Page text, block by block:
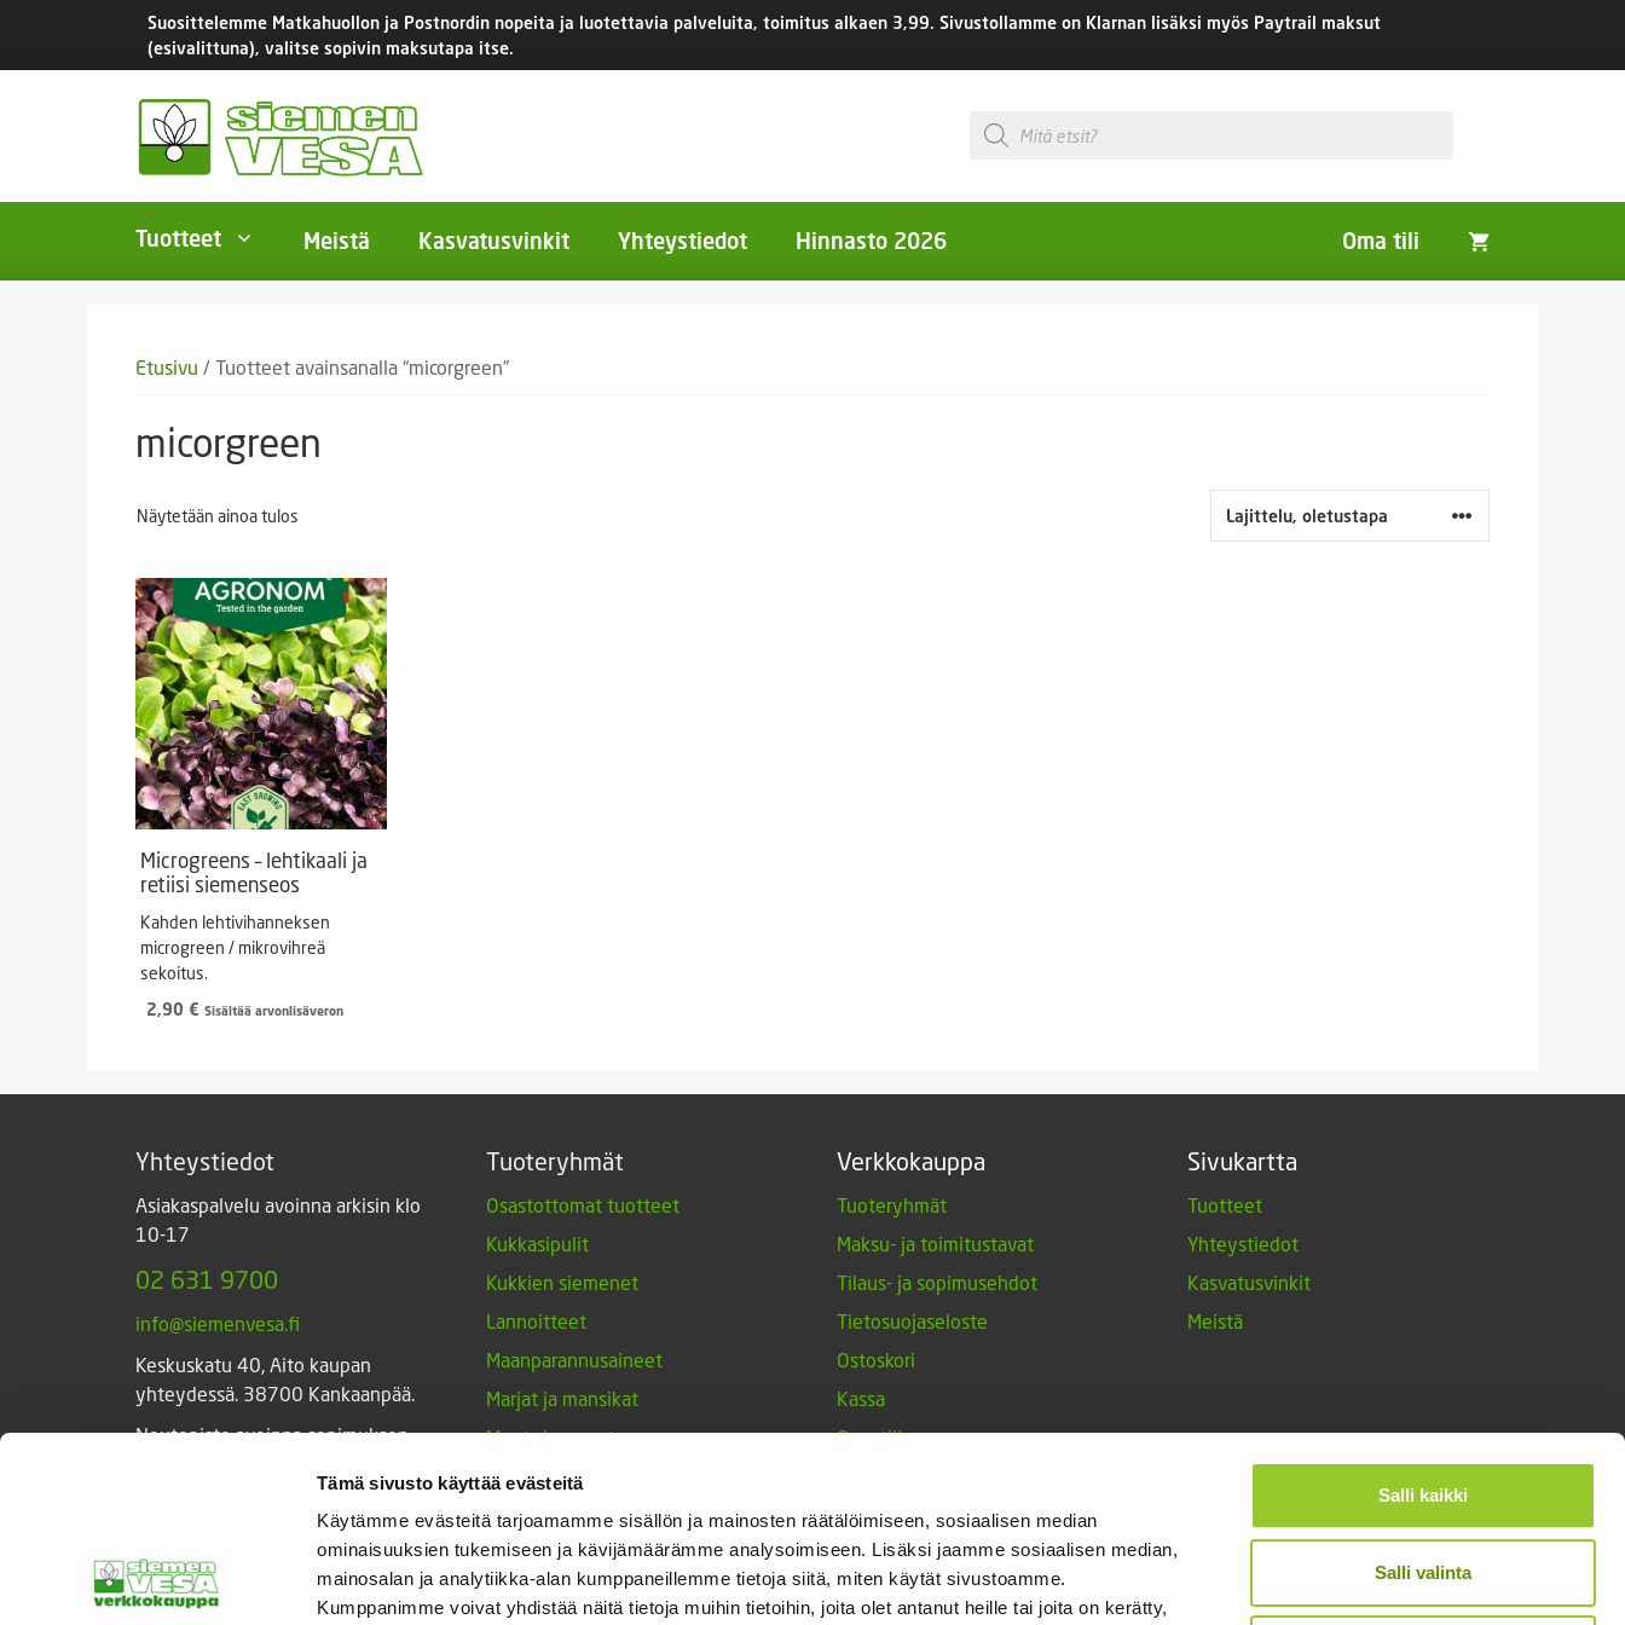
Tämä sivusto käyttää evästeitä
Käytämme evästeitä tarjoamamme sisällön ja mainosten räätälöimiseen, sosiaalisen median
ominaisuuksien tukemiseen ja kävijämäärämme analysoimiseen. Lisäksi jaamme sosiaalisen median,
mainosalan ja analytiikka-alan kumppaneillemme tietoja siitä, miten käytät sivustoamme.
Kumppanimme voivat yhdistää näitä tietoja muihin tietoihin, joita olet antanut heille tai joita on kerätty,
Salli kaikki
Salli valinta
Suosittelemme Matkahuollon ja Postnordin nopeita ja luotettavia palveluita, toimitus alkaen 3,99. Sivustollamme on Klarnan lisäksi myös Paytrail maksut
(esivalittuna), valitse sopivin maksutapa itse.
Products
search
Tuotteet
Istukassipulit
Meistä Kasvatusvinkit Yhteystiedot Hinnasto 2026 Oma tili
Etusivu / Tuotteet avainsanalla “micorgreen”
micorgreen
Näytetään ainoa tulos
Microgreens – lehtikaali ja
retiisi siemenseos
Kahden lehtivihanneksen
microgreen / mikrovihreä
sekoitus.
2,90 € Sisältää arvonlisäveron
Yhteystiedot
Asiakaspalvelu avoinna arkisin klo
10-17
02 631 9700
info@siemenvesa.fi
Keskuskatu 40, Aito kaupan
yhteydessä. 38700 Kankaanpää.
Noutopiste avoinna sopimuksen
Tuoteryhmät
Osastottomat tuotteet
Kukkasipulit
Kukkien siemenet
Lannoitteet
Maanparannusaineet
Marjat ja mansikat
Muut siemenet
Muut tuotteet
Siemenperunat
Tarvikkeet
Triumph-tulppaanit
Verkkokauppa
Tuoteryhmät
Maksu- ja toimitustavat
Tilaus- ja sopimusehdot
Tietosuojaseloste
Ostoskori
Kassa
Oma tili
Sivukartta
Tuotteet
Yhteystiedot
Kasvatusvinkit
Meistä